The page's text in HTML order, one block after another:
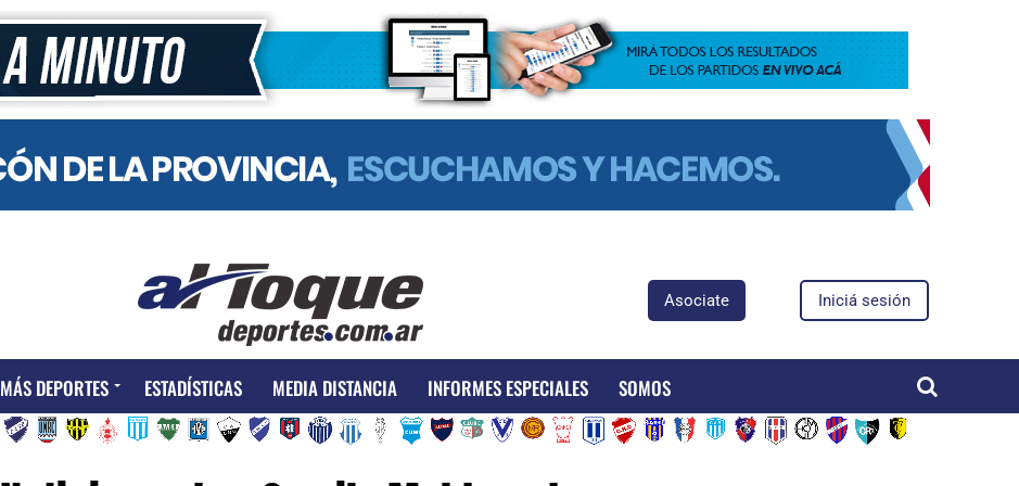
Asociate Iniciá sesión
MÁS DEPORTES ESTADÍSTICAS MEDIA DISTANCIA INFORMES ESPECIALES SOMOS